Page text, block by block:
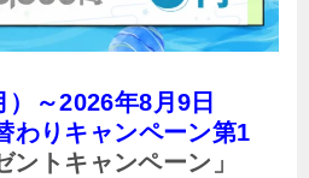
～2026年8月9日
わりキャンペーン第1
トキャンペーン」